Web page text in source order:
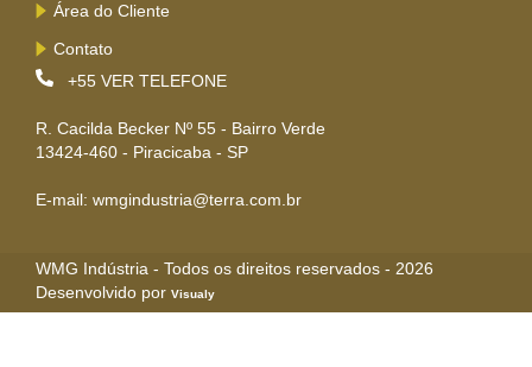
Área do Cliente
Contato
+55 VER TELEFONE
R. Cacilda Becker Nº 55 - Bairro Verde
13424-460 - Piracicaba - SP
E-mail: wmgindustria@terra.com.br
WMG Indústria - Todos os direitos reservados - 2026
Desenvolvido por Visualy